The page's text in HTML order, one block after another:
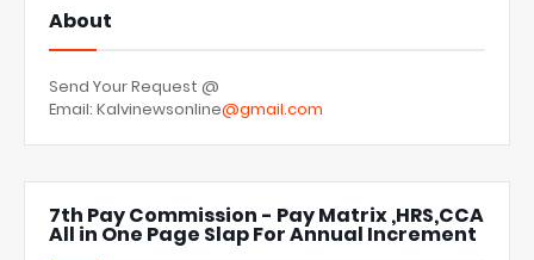
About
Send Your Request @
Email: Kalvinewsonline@gmail.com
7th Pay Commission - Pay Matrix ,HRS,CCA
All in One Page Slap For Annual Increment